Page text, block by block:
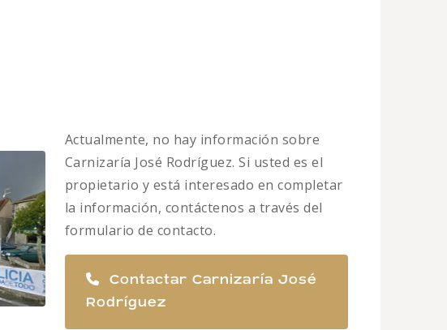
Actualmente, no hay información sobre
Carnizaría José Rodríguez. Si usted es el
propietario y está interesado en completar
la información, contáctenos a través del
formulario de contacto.
Contactar Carnizaría José
Rodríguez